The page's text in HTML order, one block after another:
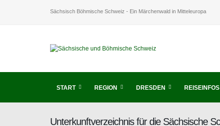
Sächsisch Böhmische Schweiz - Ein Märchenwald in Mitteleuropa
START REGION DRESDEN REISEINFOS
Unterkunftverzeichnis für die Sächsische